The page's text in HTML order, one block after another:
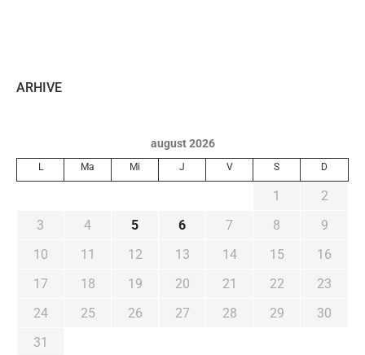
ARHIVE
august 2026
L Ma Mi J V S D
1
2
3
4 5 6 7 8
9
10
11 12 13 14 15
16
17
18 19 20 21 22
23
24
25 26 27 28 29
30
31